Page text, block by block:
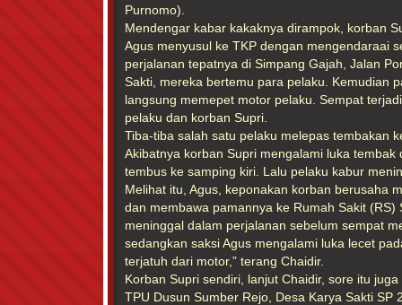
Purnomo).
Mendengar kabar kakaknya dirampok, korban
Agus menyusul ke TKP dengan mengendaraai
perjalanan tepatnya di Simpang Gajah, Jalan
Sakti, mereka bertemu para pelaku. Kemudian
langsung memepet motor pelaku. Sempat
pelaku dan korban Supri.
Tiba-tiba salah satu pelaku melepas tembakan
Akibatnya korban Supri mengalami luka tembak
tembus ke samping kiri. Lalu pelaku kabur
Melihat itu, Agus, keponakan korban berusaha
dan membawa pamannya ke Rumah Sakit (RS)
meninggal dalam perjalanan sebelum sempat
sedangkan saksi Agus mengalami luka lecet
terjatuh dari motor,” terang Chaidir.
Korban Supri sendiri, lanjut Chaidir, sore itu
TPU Dusun Sumber Rejo, Desa Karya Sakti